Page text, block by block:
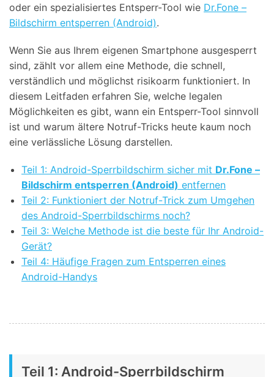
oder ein spezialisiertes Entsperr-Tool wie Dr.Fone –
Bildschirm entsperren (Android).
Wenn Sie aus Ihrem eigenen Smartphone ausgesperrt
sind, zählt vor allem eine Methode, die schnell,
verständlich und möglichst risikoarm funktioniert. In
diesem Leitfaden erfahren Sie, welche legalen
Möglichkeiten es gibt, wann ein Entsperr-Tool sinnvoll
ist und warum ältere Notruf-Tricks heute kaum noch
eine verlässliche Lösung darstellen.
Teil 1: Android-Sperrbildschirm sicher mit Dr.Fone –
Bildschirm entsperren (Android) entfernen
Teil 2: Funktioniert der Notruf-Trick zum Umgehen
des Android-Sperrbildschirms noch?
Teil 3: Welche Methode ist die beste für Ihr Android-
Gerät?
Teil 4: Häufige Fragen zum Entsperren eines
Android-Handys
Teil 1: Android-Sperrbildschirm